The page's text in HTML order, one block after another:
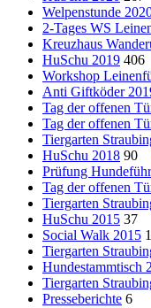
Welpenstunde
2-Tages WS
Kreuzhaus
HuSchu 2019 406
Workshop
Anti Giftköder
Tag der offenen
Tag der offenen
Tiergarten
HuSchu 2018 90
Prüfung
Tag der offenen
Tiergarten
HuSchu 2015 37
Social Walk 2015
Tiergarten
Hundestammtisch
Tiergarten
Presseberichte 6